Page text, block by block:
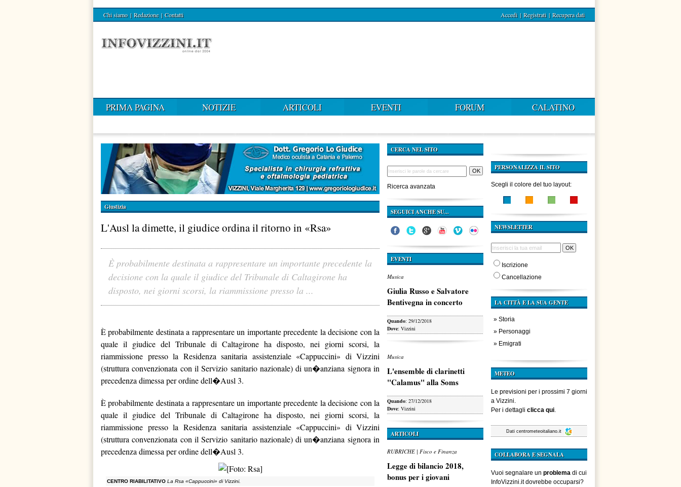
Chi siamo | Redazione | Contatti Accedi | Registrati | Recupera dati
PRIMA PAGINA NOTIZIE ARTICOLI EVENTI FORUM CALATINO
Giustizia
L'Ausl la dimette, il giudice ordina il ritorno in «Rsa»
È probabilmente destinata a rappresentare un importante precedente la
decisione con la quale il giudice del Tribunale di Caltagirone ha
disposto, nei giorni scorsi, la riammissione presso la ...
È probabilmente destinata a rappresentare un importante precedente la decisione con la
quale il giudice del Tribunale di Caltagirone ha disposto, nei giorni scorsi, la
riammissione presso la Residenza sanitaria assistenziale «Cappuccini» di Vizzini
(struttura convenzionata con il Servizio sanitario nazionale) di un�anziana signora in
precedenza dimessa per ordine dell�Ausl 3.
È probabilmente destinata a rappresentare un importante precedente la decisione con la
quale il giudice del Tribunale di Caltagirone ha disposto, nei giorni scorsi, la
riammissione presso la Residenza sanitaria assistenziale «Cappuccini» di Vizzini
(struttura convenzionata con il Servizio sanitario nazionale) di un�anziana signora in
precedenza dimessa per ordine dell�Ausl 3.
CENTRO RIABILITATIVO La Rsa «Cappuccini» di Vizzini.
CERCA NEL SITO
Ricerca avanzata
SEGUICI ANCHE SU...
EVENTI
Musica
Giulia Russo e Salvatore
Bentivegna in concerto
Quando: 29/12/2018
Dove: Vizzini
Musica
L'ensemble di clarinetti
"Calamus" alla Soms
Quando: 27/12/2018
Dove: Vizzini
ARTICOLI
RUBRICHE | Fisco e Finanza
Legge di bilancio 2018,
bonus per i giovani
PERSONALIZZA IL SITO
Scegli il colore del tuo layout:
NEWSLETTER
Iscrizione
Cancellazione
LA CITTÀ E LA SUA GENTE
» Storia
» Personaggi
» Emigrati
METEO
Le previsioni per i prossimi 7 giorni
a Vizzini.
Per i dettagli clicca qui.
Dati centrometeoitaliano.it
COLLABORA E SEGNALA
Vuoi segnalare un problema di cui
InfoVizzini.it dovrebbe occuparsi?